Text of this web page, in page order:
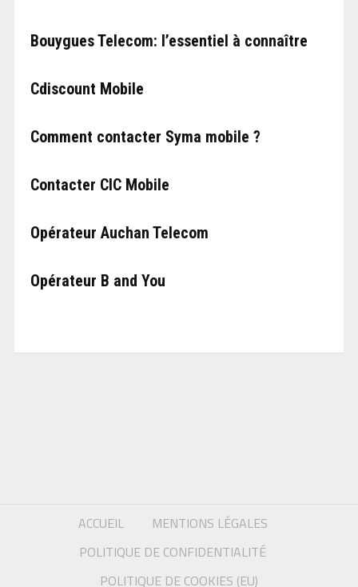
Bouygues Telecom: l’essentiel à connaître
Cdiscount Mobile
Comment contacter Syma mobile ?
Contacter CIC Mobile
Opérateur Auchan Telecom
Opérateur B and You
ACCUEIL
MENTIONS LÉGALES
POLITIQUE DE CONFIDENTIALITÉ
POLITIQUE DE COOKIES (EU)